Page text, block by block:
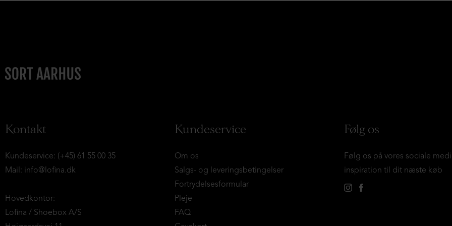
Kontakt
Kundeservice: (+45) 61 55 00 35
Mail: info@lofina.dk
Hovedkontor:
Lofina / Shoebox A/S
Kundeservice
Om os
Salgs- og leveringsbetingelser
Fortrydelsesformular
Pleje
FAQ
Følg os
Følg os på vores sociale
inspiration til dit næste køb